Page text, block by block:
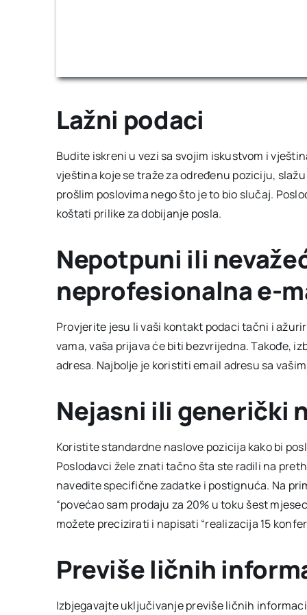
Lažni podaci
Budite iskreni u vezi sa svojim iskustvom i
vještina koje se traže za određenu poziciju,
prošlim poslovima nego što je to bio slučaj.
koštati prilike za dobijanje posla.
Nepotpuni ili
neprofesionalna e-
Provjerite jesu li vaši kontakt podaci tačni i
vama, vaša prijava će biti bezvrijedna. Takođe,
adresa. Najbolje je koristiti email adresu sa
Nejasni ili generički
Koristite standardne naslove pozicija kako bi
Poslodavci žele znati tačno šta ste radili na
navedite specifične zadatke i postignuća. Na
“povećao sam prodaju za 20% u toku šest
možete precizirati i napisati “realizacija 15
Previše ličnih
Izbjegavajte uključivanje previše ličnih